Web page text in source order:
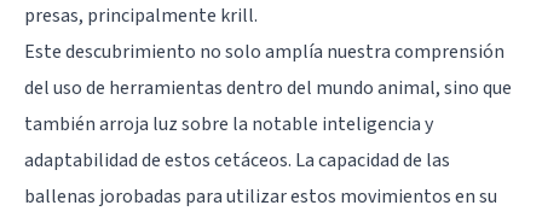
presas, principalmente krill.
Este descubrimiento no solo amplía nuestra comprensión
del uso de herramientas dentro del mundo animal, sino que
también arroja luz sobre la notable inteligencia y
adaptabilidad de estos cetáceos. La capacidad de las
ballenas jorobadas para utilizar estos movimientos en su